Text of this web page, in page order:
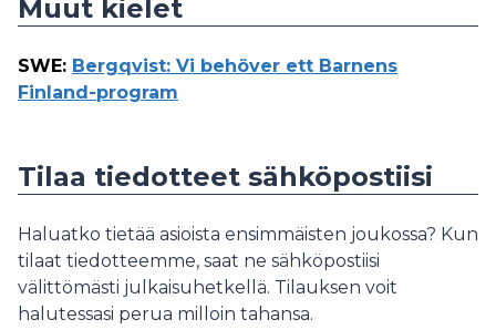
Muut kielet
SWE: Bergqvist: Vi behöver ett Barnens
Finland-program
Tilaa tiedotteet sähköpostiisi
Haluatko tietää asioista ensimmäisten joukossa? Kun
tilaat tiedotteemme, saat ne sähköpostiisi
välittömästi julkaisuhetkellä. Tilauksen voit
halutessasi perua milloin tahansa.